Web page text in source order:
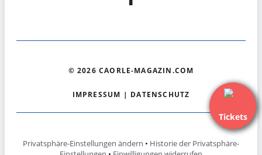
Tickets
© 2026 CAORLE-MAGAZIN.COM
IMPRESSUM | DATENSCHUTZ
Privatsphäre-Einstellungen ändern • Historie der Privatsphäre-